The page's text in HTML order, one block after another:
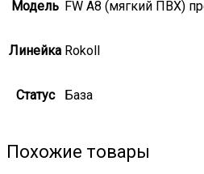
Модель FW А8 (мягкий ПВХ)
Линейка Rokoll
Статус База
Похожие товары